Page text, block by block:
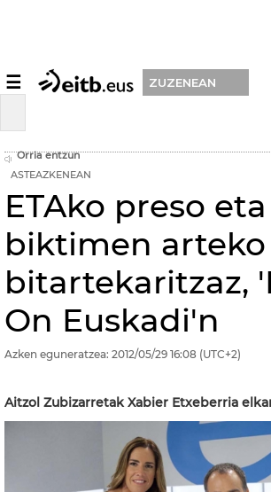
☰ ZUZENEAN
Orria entzun
ASTEAZKENEAN
ETAko preso eta
biktimen arteko
bitartekaritzaz,
On Euskadi'n
Azken eguneratzea: 2012/05/29 16:08 (UTC+2)
Aitzol Zubizarretak Xabier Etxeberria